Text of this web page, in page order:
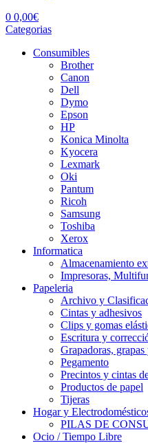
0 0,00€
Categorias
Consumibles
Brother
Canon
Dell
Dymo
Epson
HP
Konica Minolta
Kyocera
Lexmark
Oki
Pantum
Ricoh
Samsung
Toshiba
Xerox
Informatica
Almacenamiento
Impresoras,
Papeleria
Archivo y
Cintas y adhesivos
Clips y gomas
Escritura y
Grapadoras,
Pegamento
Precintos y cintas
Productos de papel
Tijeras
Hogar y
PILAS DE
Ocio / Tiempo Libre